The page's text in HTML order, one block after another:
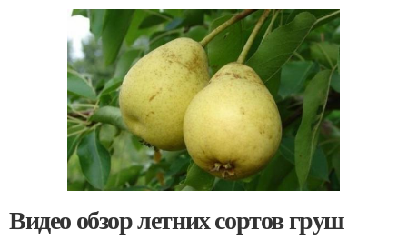
Видео обзор летних сортов груш